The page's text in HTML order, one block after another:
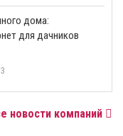
дома:
для дачников
новости компаний